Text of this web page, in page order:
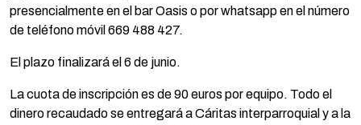
presencialmente en el bar Oasis o por whatsapp en el número
de teléfono móvil 669 488 427.
El plazo finalizará el 6 de junio.
La cuota de inscripción es de 90 euros por equipo. Todo el
dinero recaudado se entregará a Cáritas interparroquial y a la